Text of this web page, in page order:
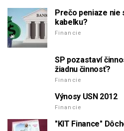
Prečo peniaze nie
kabelku?
Financie
SP pozastaví
žiadnu činnosť?
Financie
Výnosy USN 2012
Financie
"KIT Finance"